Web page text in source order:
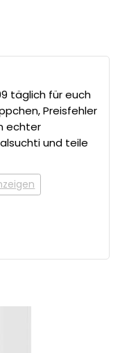
täglich für euch
Preisfehler
echter
und teile